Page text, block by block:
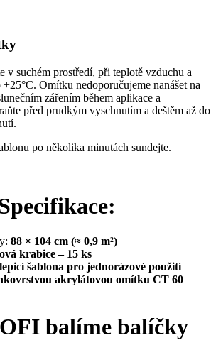
v suchém prostředí, při teplotě vzduchu a
Omítku nedoporučujeme nanášet na
zářením během aplikace a
před prudkým vyschnutím a deštěm až do
po několika minutách sundejte.
88 × 104 cm (≈ 0,9 m²)
krabice – 15 ks
šablona pro jednorázové použití
akrylátovou omítku CT 60
balíme balíčky